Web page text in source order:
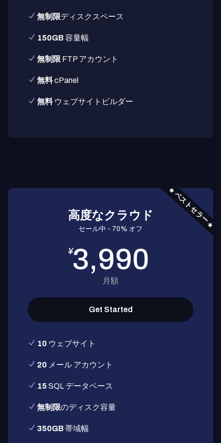
無制限ディスクスペース
150GB容量幅
無制限 FTP アカウント
無料cPanel
無料ウェブサイトビルダー
ベストセラー
高度なクラウド
セール中 - 70% オフ
¥3,990
月額
Get Started
10 ウェブサイト
20 メール アカウント
15 SQL データベース
無制限のディスク容量
350GB帯域幅